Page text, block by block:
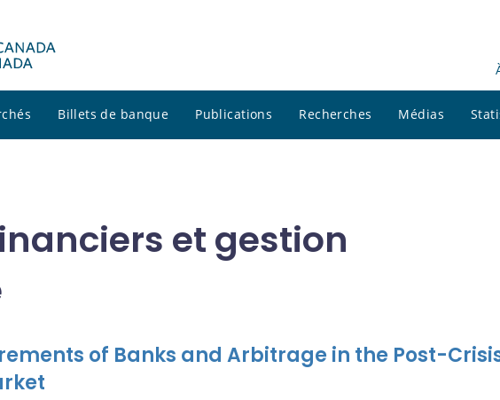
Billets de banque Publications Recherches Médias
et gestion
of Banks and Arbitrage in the Post-